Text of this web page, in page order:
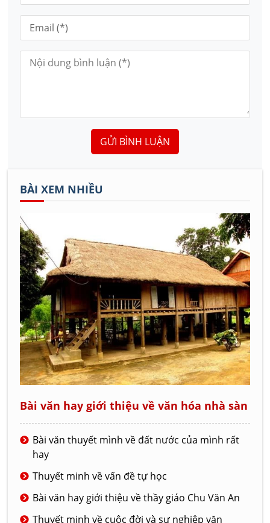
GỬI BÌNH LUẬN
BÀI XEM NHIỀU
Bài văn hay giới thiệu về văn hóa nhà sàn
Bài văn thuyết mình về đất nước của mình rất
hay
Thuyết minh về vấn đề tự học
Bài văn hay giới thiệu về thầy giáo Chu Văn An
Thuyết minh về cuộc đời và sự nghiệp văn